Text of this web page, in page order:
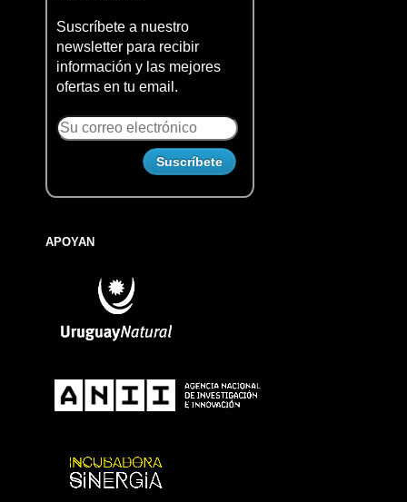
Suscríbete a nuestro
newsletter para recibir
información y las mejores
ofertas en tu email.
APOYAN